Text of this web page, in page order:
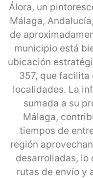
Álora, un
Málaga,
de
municipio está
ubicación
357, que
localidades. La
sumada a su
Málaga,
tiempos de
región
desarrolladas, lo
rutas de envío y